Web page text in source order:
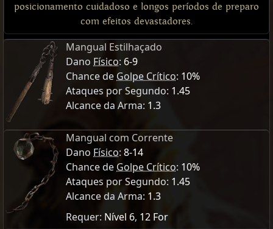
posicionamento cuidadoso e longos períodos de preparo
com efeitos devastadores.
Mangual Estilhaçado
Dano Físico: 6-9
Chance de Golpe Crítico: 10%
Ataques por Segundo: 1.45
Alcance da Arma: 1.3
Mangual com Corrente
Dano Físico: 8-14
Chance de Golpe Crítico: 10%
Ataques por Segundo: 1.45
Alcance da Arma: 1.3
Requer: Nível 6, 12 For